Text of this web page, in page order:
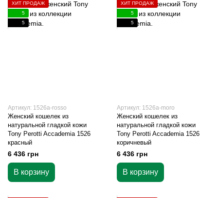
ХИТ ПРОДАЖ
5
5
Артикул: 1526a-rosso
Женский кошелек из
натуральной гладкой кожи
Tony Perotti Accademia 1526
красный
6 436 грн
В корзину
ХИТ ПРОДАЖ
5
5
Артикул: 1526a-moro
Женский кошелек из
натуральной гладкой кожи
Tony Perotti Accademia 1526
коричневый
6 436 грн
В корзину